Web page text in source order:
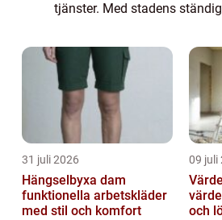
tjänster. Med stadens
31 juli 2026
Hängselbyxa dam
funktionella arbetskläder
med stil och komfort
09 juli
och